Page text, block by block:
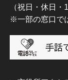
（祝日・休日・
※一部の窓口で